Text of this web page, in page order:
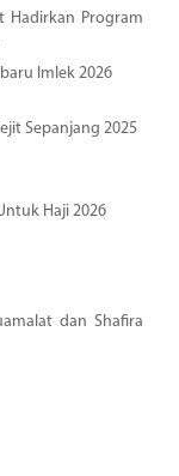
Hadirkan Program
Imlek 2026
Sepanjang 2025
Haji 2026
dan Shafira